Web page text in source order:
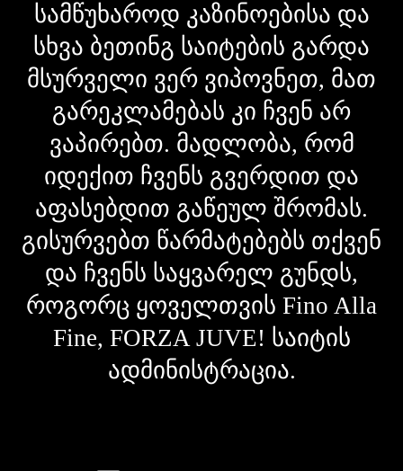
სამწუხაროდ კაზინოებისა და
სხვა ბეთინგ საიტების გარდა
მსურველი ვერ ვიპოვნეთ, მათ
გარეკლამებას კი ჩვენ არ
ვაპირებთ. მადლობა, რომ
იდექით ჩვენს გვერდით და
აფასებდით გაწეულ შრომას.
გისურვებთ წარმატებებს თქვენ
და ჩვენს საყვარელ გუნდს,
როგორც ყოველთვის Fino Alla
Fine, FORZA JUVE! საიტის
ადმინისტრაცია.